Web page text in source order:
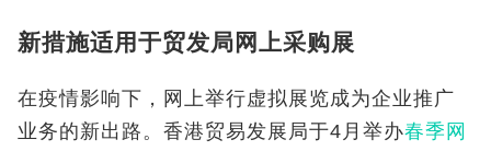
新措施适用于贸发局网上采购展
在疫情影响下，网上举行虚拟展览成为企业推广
业务的新出路。香港贸易发展局于4月举办春季网